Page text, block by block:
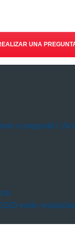
UNA
o pregunta?
están